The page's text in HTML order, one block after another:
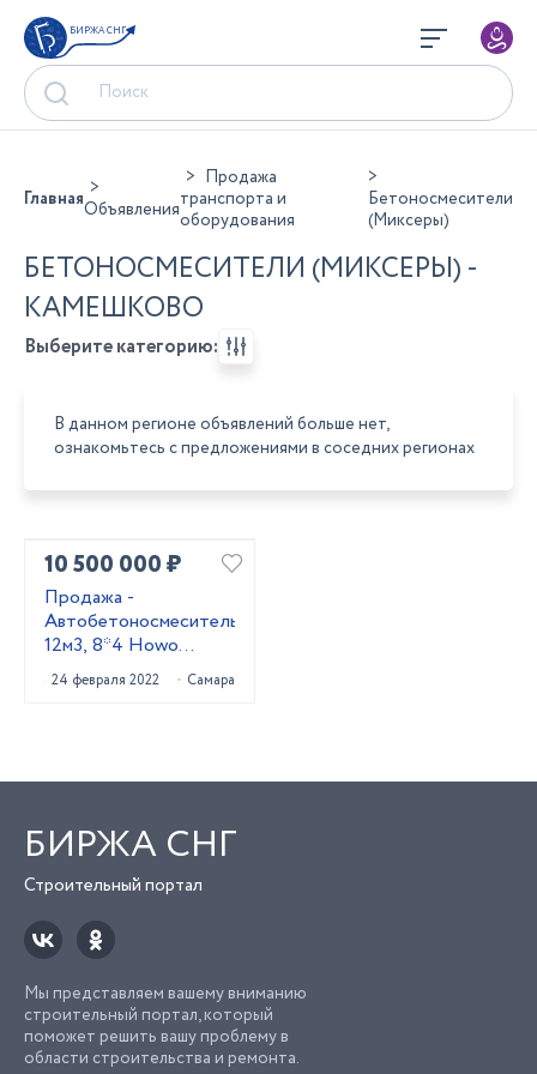
БИРЖА СНГ
ГлавнаяОбъявления
Продажа
транспорта и
оборудования
Бетоносмесители
(Миксеры)
БЕТОНОСМЕСИТЕЛИ (МИКСЕРЫ) -
КАМЕШКОВО
Выберите категорию:
В данном регионе объявлений больше нет,
ознакомьтесь с предложениями в соседних регионах
10 500 000 ₽
Продажа -
Автобетоносмеситель
12м3, 8*4 Howo
HW76
24 февраля 2022 Самара
БИРЖА СНГ
Строительный портал
Мы представляем вашему вниманию
строительный портал, который
поможет решить вашу проблему в
области строительства и ремонта.